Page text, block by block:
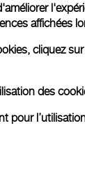
images sont des
réels.
affichées
cliquez
des
pour